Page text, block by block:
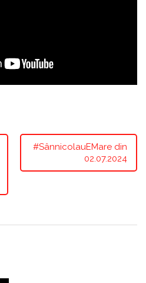
#SânnicolauEMare din
02.07.2024